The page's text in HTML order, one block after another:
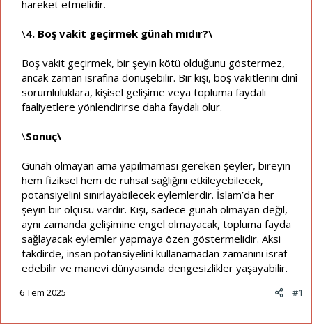
hareket etmelidir.
\4. Boş vakit geçirmek günah mıdır?\
Boş vakit geçirmek, bir şeyin kötü olduğunu göstermez,
ancak zaman israfına dönüşebilir. Bir kişi, boş vakitlerini dinî
sorumluluklara, kişisel gelişime veya topluma faydalı
faaliyetlere yönlendirirse daha faydalı olur.
\Sonuç\
Günah olmayan ama yapılmaması gereken şeyler, bireyin
hem fiziksel hem de ruhsal sağlığını etkileyebilecek,
potansiyelini sınırlayabilecek eylemlerdir. İslam’da her
şeyin bir ölçüsü vardır. Kişi, sadece günah olmayan değil,
aynı zamanda gelişimine engel olmayacak, topluma fayda
sağlayacak eylemler yapmaya özen göstermelidir. Aksi
takdirde, insan potansiyelini kullanamadan zamanını israf
edebilir ve manevi dünyasında dengesizlikler yaşayabilir.
#1
6 Tem 2025